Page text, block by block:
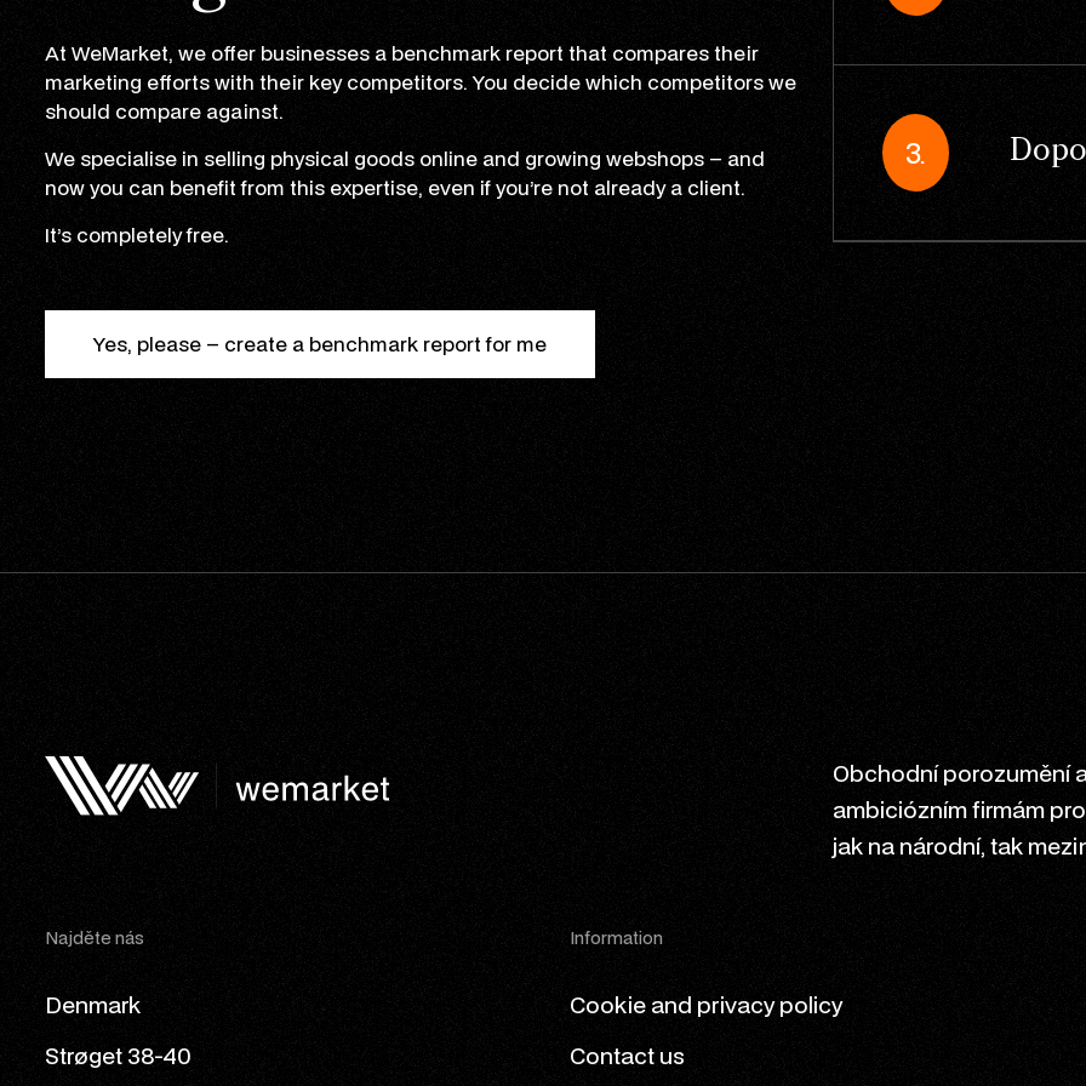
Sociální média
Amazon
Podpora Sofie
Profitmetrics
At WeMarket, we offer businesses a benchmark report that compares their
marketing efforts with their key competitors. You decide which competitors we
should compare against.
We specialise in selling physical goods online and growing webshops – and
now you can benefit from this expertise, even if you’re not already a client.
It’s completely free.
Yes, please – create a benchmark report for me
3.
Obchodní porozumění
ambiciózním firmám
jak na národní, tak
Najděte nás
Denmark
Strøget 38-40
Information
Cookie and privacy policy
Contact us